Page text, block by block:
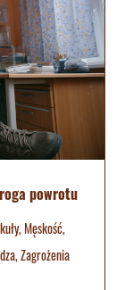
powrotu
,Męskość,
,Zagrożenia